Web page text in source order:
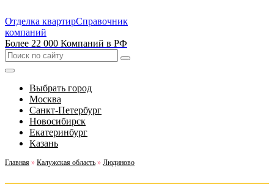
Отделка квартирСправочник
компаний
Более 22 000 Компаний в РФ
Выбрать город
Москва
Санкт-Петербург
Новосибирск
Екатеринбург
Казань
Главная » Калужская область » Людиново